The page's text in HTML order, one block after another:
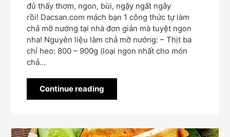
đủ thấy thơm, ngon, bùi, ngậy ngất ngây
rồi! Dacsan.com mách bạn 1 công thức tự làm
chả mỡ nướng tại nhà đơn giản mà tuyệt ngon
nha! Nguyên liệu làm chả mỡ nướng: – Thịt ba
chỉ heo: 800 – 900g (loại ngon nhất cho món
chả…
Continue reading